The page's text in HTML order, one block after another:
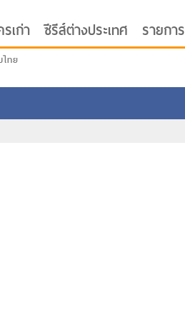
เก่า ซีรีส์ต่างประเทศ รายกา
ทย